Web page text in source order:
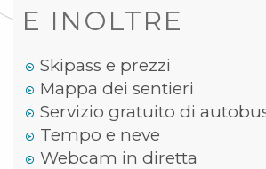
E INOLTRE
Skipass e prezzi
Mappa dei sentieri
Servizio gratuito di
Tempo e neve
Webcam in diretta